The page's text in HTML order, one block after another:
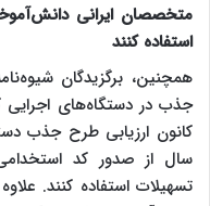
متخصصان ایرانی
استفاده کنند
همچنین، برگزیدگان
کانون ارزیابی طرح جذب
سال از صدور کد
تسهیلات استفاده کنند.